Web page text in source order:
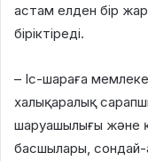
астам елден бір
біріктіреді.
– Іс-шараға
халықаралық
шаруашылығы және
басшылары,